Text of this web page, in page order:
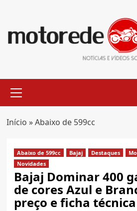
content
Menu
Início »Abaixo de 599cc
Abaixo de 599cc Bajaj Destaques
Novidades
Bajaj Dominar 400
de cores Azul e
preço e ficha técnica